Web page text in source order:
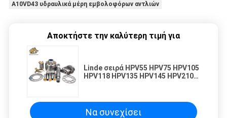
A10VD43 υδραυλικά μέρη εμβολοφόρων αντλιών
Αποκτήστε την καλύτερη τιμή για
Linde σειρά HPV55 HPV75 HPV105
HPV118 HPV135 HPV145 HPV210
Να συνεχίσει